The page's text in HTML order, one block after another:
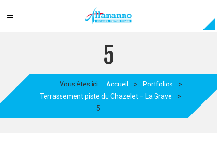
5
Vous êtes ici : Accueil > Portfolios
>
Terrassement piste du Chazelet – La Grave
>
5